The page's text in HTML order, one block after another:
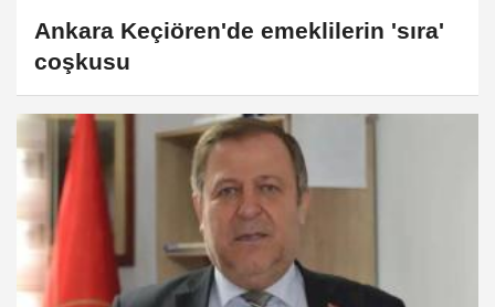
Ankara Keçiören'de emeklilerin 'sıra'
coşkusu